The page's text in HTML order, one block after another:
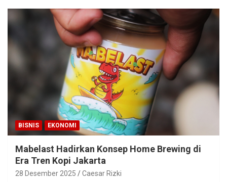
BISNIS EKONOMI
Mabelast Hadirkan Konsep Home Brewing di
Era Tren Kopi Jakarta
28 Desember 2025 Caesar Rizki